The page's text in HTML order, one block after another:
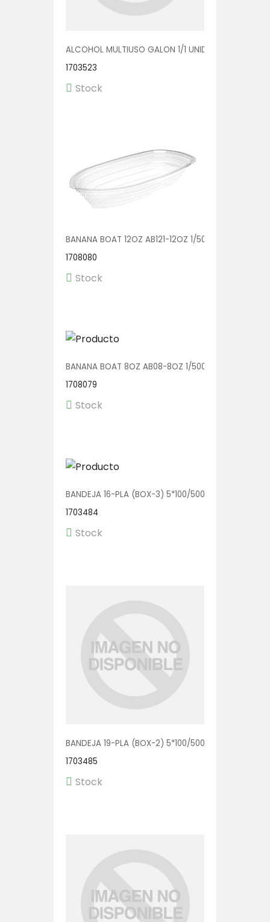
ALCOHOL MULTIUSO GALON 1/1 UNIDAD
1703523
Stock
BANANA BOAT 12OZ AB121-12OZ 1/500
1708080
Stock
BANANA BOAT 8OZ AB08-8OZ 1/500
1708079
Stock
BANDEJA 16-PLA (BOX-3) 5*100/500
1703484
Stock
BANDEJA 19-PLA (BOX-2) 5*100/500
1703485
Stock